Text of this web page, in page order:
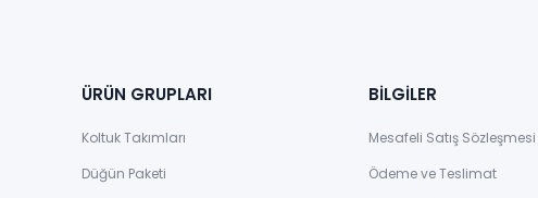
ÜRÜN GRUPLARI
Koltuk Takımları
Düğün Paketi
BİLGİLER
Mesafeli Satış Sözleşmesi
Ödeme ve Teslimat